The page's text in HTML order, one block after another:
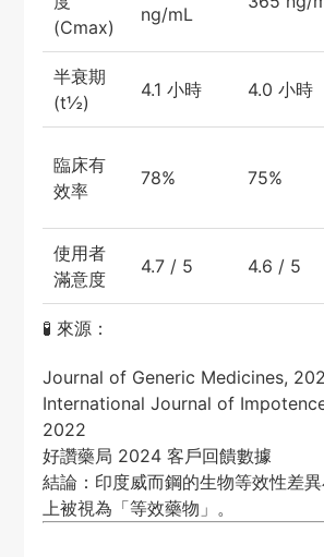
(Cmax)
ng/mL
半衰期
(t½)
4.1 小時 4.0 小時
臨床有
效率
78% 75%
使用者
滿意度
4.7 / 5 4.6 / 5
🧪 來源：
Journal of Generic Medicines,
International Journal of
2022
好讚藥局 2024 客戶回饋數據
結論：印度威而鋼的生物等效性差
上被視為「等效藥物」。